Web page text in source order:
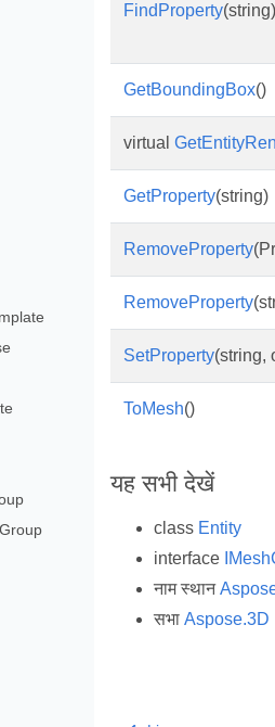
FindProperty(string)
GetBoundingBox()
virtual
GetProperty(string)
RemoveProperty
RemoveProperty
SetProperty(string,
ToMesh()
यह सभी देखें
class Entity
interface
नाम स्थान
सभा Aspose.3D